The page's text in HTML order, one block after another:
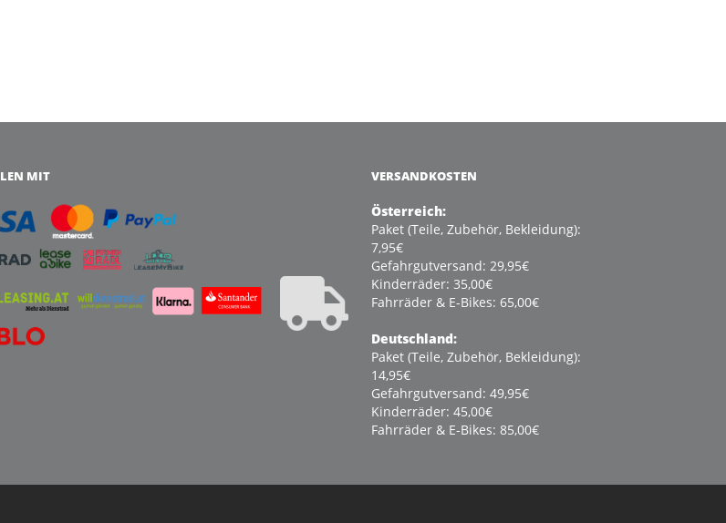
MIT VERSANDKOSTEN
Österreich:
Paket (Teile, Zubehör, Bekleidung):
7,95€
Gefahrgutversand: 29,95€
Kinderräder: 35,00€
Fahrräder & E-Bikes: 65,00€
Deutschland:
Paket (Teile, Zubehör, Bekleidung):
14,95€
Gefahrgutversand: 49,95€
Kinderräder: 45,00€
Fahrräder & E-Bikes: 85,00€